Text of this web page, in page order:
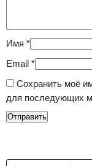
Имя *
Email *
Сохранить моё
для последующих